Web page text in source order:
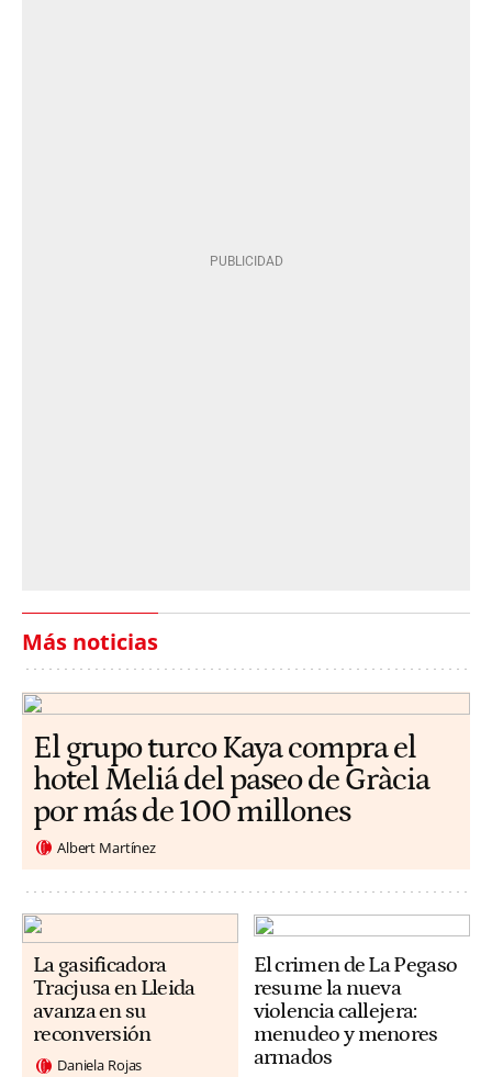
Más noticias
El grupo turco Kaya compra el
hotel Meliá del paseo de Gràcia
por más de 100 millones
Albert Martínez
La gasificadora
Tracjusa en Lleida
avanza en su
reconversión
Daniela Rojas
El crimen de La Pegaso
resume la nueva
violencia callejera:
menudeo y menores
armados